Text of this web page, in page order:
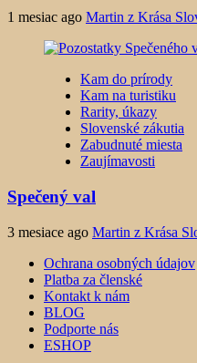
1 mesiac ago Martin z Krása
Kam do prírody
Kam na turistiku
Rarity, úkazy
Slovenské zákutia
Zabudnuté miesta
Zaujímavosti
Spečený val
3 mesiace ago Martin z Krása
Ochrana osobných údajov
Platba za členské
Kontakt k nám
BLOG
Podporte nás
ESHOP